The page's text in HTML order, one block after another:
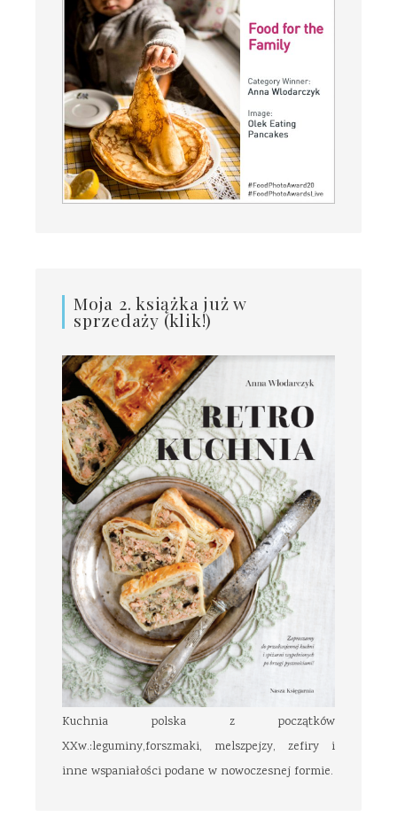
Moja 2. książka już w
sprzedaży (klik!)
Kuchnia polska z początków
XXw.:leguminy,forszmaki, melszpejzy, zefiry i
inne wspaniałości podane w nowoczesnej formie.